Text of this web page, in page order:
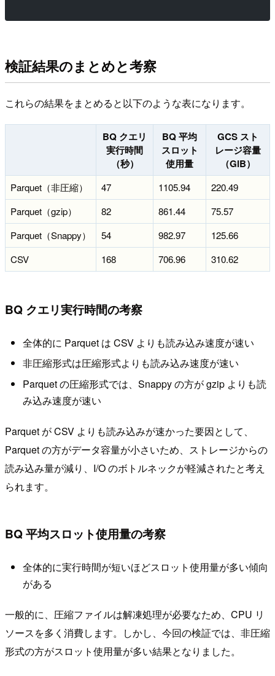
検証結果のまとめと考察
これらの結果をまとめると以下のような表になります。
BQ クエリ
実行時間
（秒）
BQ 平均
スロット
使用量
GCS スト
レージ容量
（GiB）
Parquet（非圧縮） 47 1105.94
220.49
Parquet（gzip）
82 861.44
75.57
Parquet（Snappy）
54 982.97
125.66
CSV
168 706.96 310.62
BQ クエリ実行時間の考察
全体的に Parquet は CSV よりも読み込み速度が速い
非圧縮形式は圧縮形式よりも読み込み速度が速い
Parquet の圧縮形式では、Snappy の方が gzip よりも読
み込み速度が速い
Parquet が CSV よりも読み込みが速かった要因として、
Parquet の方がデータ容量が小さいため、ストレージからの
読み込み量が減り、I/O のボトルネックが軽減されたと考え
られます。
BQ 平均スロット使用量の考察
全体的に実行時間が短いほどスロット使用量が多い傾向
がある
一般的に、圧縮ファイルは解凍処理が必要なため、CPU リ
ソースを多く消費します。しかし、今回の検証では、非圧縮
形式の方がスロット使用量が多い結果となりました。